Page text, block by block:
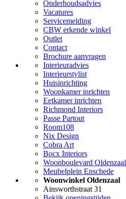
Onderhoudsadvies
Vacatures
Servicemelding
CBW erkende winkel
Outlet
Contact
Brochure aanvragen
Interieuradvies
Interieurstylist
Huisinrichting
Woonkamer inrichten
Eetkamer inrichten
Richmond Interiors
Passe Partout
Room108
Nix Design
Cobra Art
Bocx Interiors
Woonboulevard Oldenzaal
Meubelplein Enschede
Woonwinkel Oldenzaal
Ainsworthstraat 31